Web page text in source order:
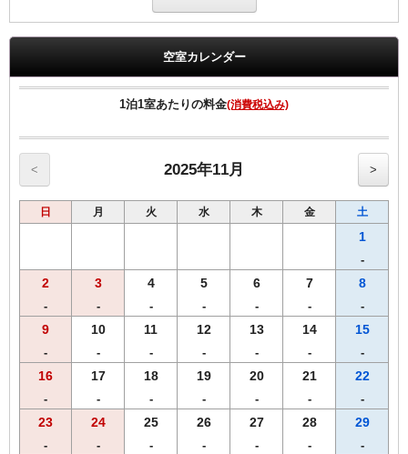
会場：2階レストラン 6:30～10：00
【客室のご案内】
●高速インターネット回線（有線ＬＡＮ接続／無料）
●ベッドは、ゆったりワイドベッド採用。 （Serta製マットレス採
用）
●プリペイドカード式ＶＯＤシステム（1泊1000円／150タイトル見放
題）
■福岡市条例により2020年4月1日宿泊者1人1泊につき，以下のとおり
宿泊料金2万円以上 500円（うち県税50円）
※福岡市宿泊税はプラン料金に含まれておりません。
空室カレンダー
1泊1室あたりの料金(消費税込み)
< 2025年11月 >
日 月 火 水 木 金 土
1
-
2
-
3
-
4
-
5
-
6
-
7
-
8
-
9
-
10
-
11
-
12
-
13
-
14
-
15
-
16
-
17
-
18
-
19
-
20
-
21
-
22
-
23
-
24
-
25
-
26
-
27
-
28
-
29
-